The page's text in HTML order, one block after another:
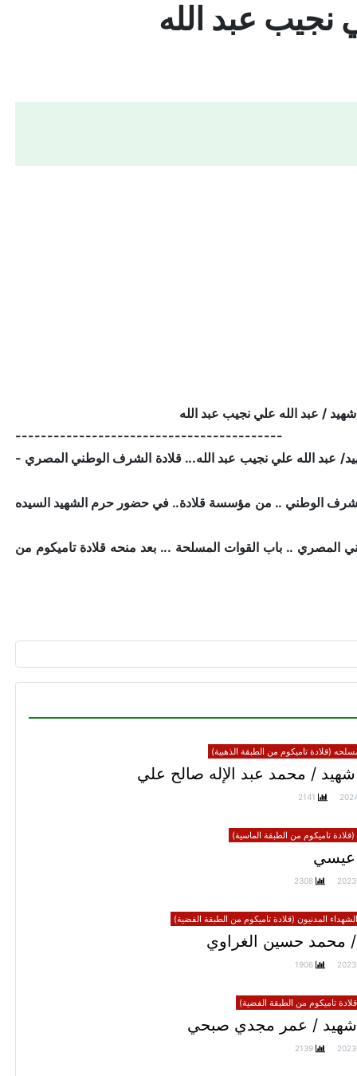
------------------------------------------
شهيد/ عبد الله علي نجيب عبد الله... قلادة الشرف الوطني المصري -
الشرف الوطني .. من مؤسسة قلادة.. في حضور حرم الشهيد السيده
المصري .. باب القوات المسلحة ... بعد منحه قلادة تاميكوم من
(قلادة تاميكوم من الطبقة الذهبية)
/ محمد عبد الإله صالح علي
2141
(قلادة تاميكوم من الطبقة الماسية)
2308
المدنيون (قلادة تاميكوم من الطبقة الفضية)
محمد حسين الغراوي
1906
تاميكوم من الطبقة الفضية)
/ عمر مجدي صبحي
2139